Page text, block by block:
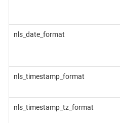
nls_date_format
nls_timestamp_format
nls_timestamp_tz_format